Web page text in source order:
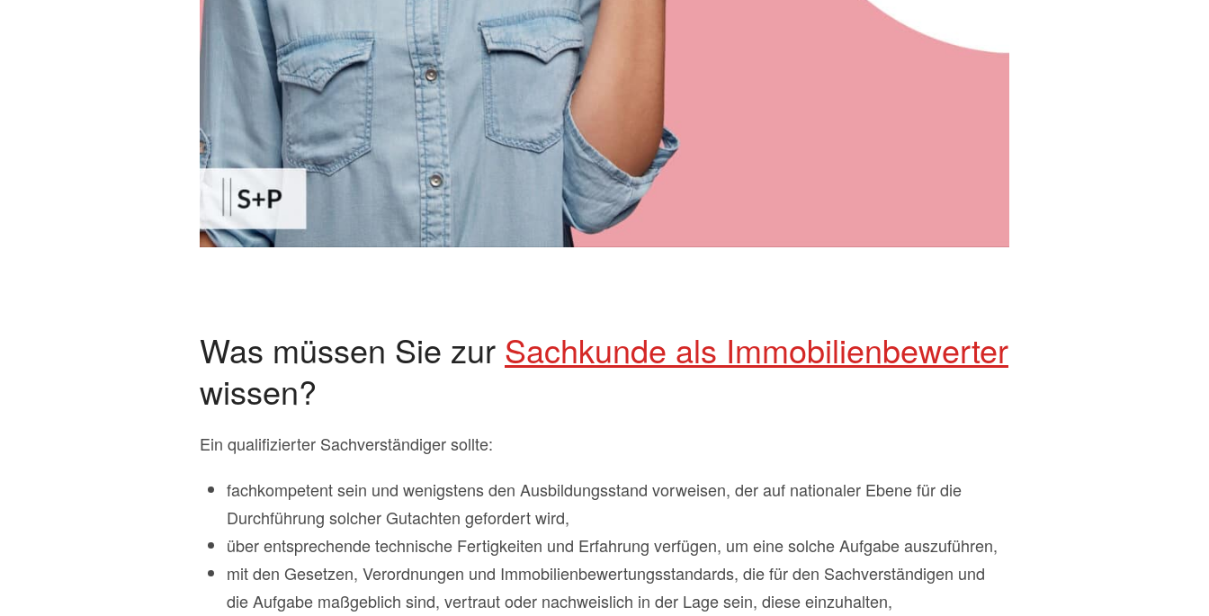
Was müssen Sie zur Sachkunde als Immobilienbewerter
wissen?
Ein qualifizierter Sachverständiger sollte:
fachkompetent sein und wenigstens den Ausbildungsstand vorweisen, der auf nationaler Ebene für die
Durchführung solcher Gutachten gefordert wird,
über entsprechende technische Fertigkeiten und Erfahrung verfügen, um eine solche Aufgabe auszuführen,
mit den Gesetzen, Verordnungen und Immobilienbewertungsstandards, die für den Sachverständigen und
die Aufgabe maßgeblich sind, vertraut oder nachweislich in der Lage sein, diese einzuhalten,